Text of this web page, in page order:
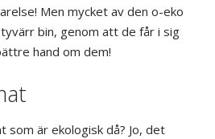
Men mycket av den o-eko
bin, genom att de får i sig
hand om dem!
som är ekologisk då? Jo, det